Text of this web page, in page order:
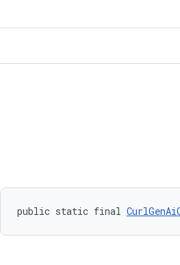
public static final